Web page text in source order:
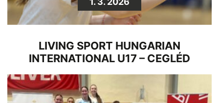
LIVING SPORT HUNGARIAN
INTERNATIONAL U17 – CEGLÉD